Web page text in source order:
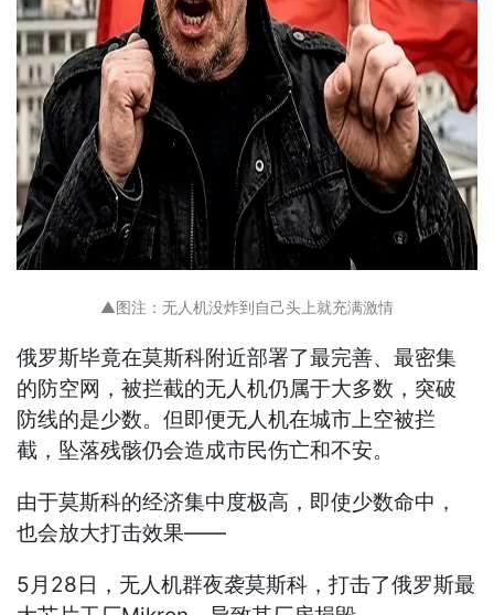
▲图注：无人机没炸到自己头上就充满激情
俄罗斯毕竟在莫斯科附近部署了最完善、最密集
的防空网，被拦截的无人机仍属于大多数，突破
防线的是少数。但即便无人机在城市上空被拦
截，坠落残骸仍会造成市民伤亡和不安。
由于莫斯科的经济集中度极高，即使少数命中，
也会放大打击效果——
5月28日，无人机群夜袭莫斯科，打击了俄罗斯最